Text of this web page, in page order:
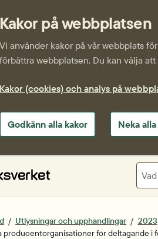
Kakor på webbplatsen
Vi använder kakor på vår webbplats
förbättra webbplatsen. Du kan välja
Kakor (cookies) och analys på
Godkänn alla kakor Neka
Sök
Utlysningar och upphandlingar
2023
producent­organisationer för deltagande i